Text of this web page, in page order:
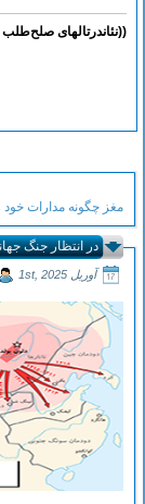
((نئاندرتالهای
مغز چگونه مدارات
در انتظار جنگ
آوریل 1st, 2025